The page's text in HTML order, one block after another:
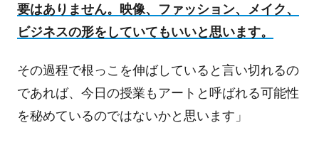
要はありません。映像、ファッション、メイク、
ビジネスの形をしていてもいいと思います。
その過程で根っこを伸ばしていると言い切れるの
であれば、今日の授業もアートと呼ばれる可能性
を秘めているのではないかと思います」